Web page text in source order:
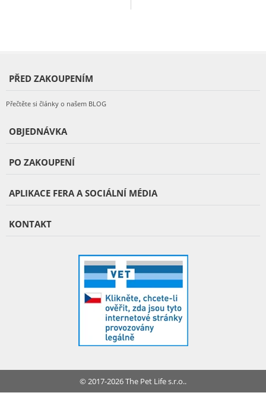
PŘED ZAKOUPENÍM
Přečtěte si články o našem BLOG
OBJEDNÁVKA
PO ZAKOUPENÍ
APLIKACE FERA A SOCIÁLNÍ MÉDIA
KONTAKT
© 2017-2026 The Pet Life s.r.o..